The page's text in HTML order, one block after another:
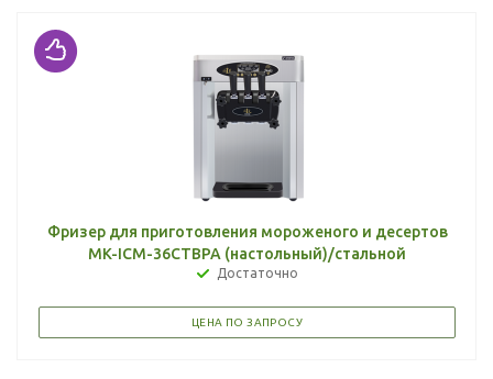
Фризер для приготовления мороженого и десертов
MK-ICM-36CTBPA (настольный)/стальной
Достаточно
ЦЕНА ПО ЗАПРОСУ